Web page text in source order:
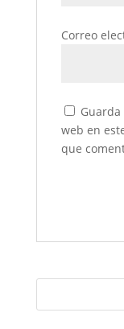
Correo
web en
que